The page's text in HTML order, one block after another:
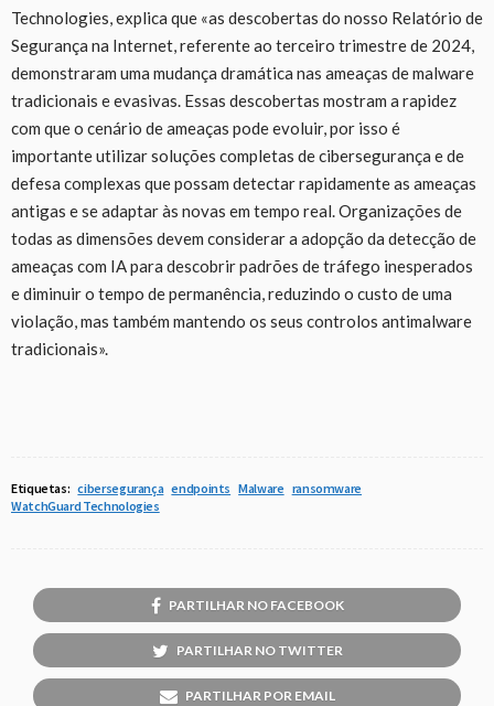
Technologies, explica que «as descobertas do nosso Relatório de
Segurança na Internet, referente ao terceiro trimestre de 2024,
demonstraram uma mudança dramática nas ameaças de malware
tradicionais e evasivas. Essas descobertas mostram a rapidez
com que o cenário de ameaças pode evoluir, por isso é
importante utilizar soluções completas de cibersegurança e de
defesa complexas que possam detectar rapidamente as ameaças
antigas e se adaptar às novas em tempo real. Organizações de
todas as dimensões devem considerar a adopção da detecção de
ameaças com IA para descobrir padrões de tráfego inesperados
e diminuir o tempo de permanência, reduzindo o custo de uma
violação, mas também mantendo os seus controlos antimalware
tradicionais».
Etiquetas: cibersegurança endpoints Malware ransomware
WatchGuard Technologies
PARTILHAR NO FACEBOOK
PARTILHAR NO TWITTER
PARTILHAR POR EMAIL